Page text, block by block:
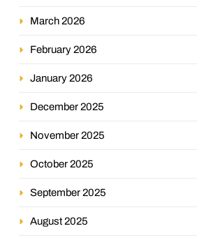
March 2026
February 2026
January 2026
December 2025
November 2025
October 2025
September 2025
August 2025